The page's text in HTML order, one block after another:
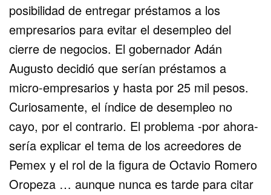
posibilidad de entregar préstamos a los
empresarios para evitar el desempleo del
cierre de negocios. El gobernador Adán
Augusto decidió que serían préstamos a
micro-empresarios y hasta por 25 mil pesos.
Curiosamente, el índice de desempleo no
cayo, por el contrario. El problema -por ahora-
sería explicar el tema de los acreedores de
Pemex y el rol de la figura de Octavio Romero
Oropeza … aunque nunca es tarde para citar